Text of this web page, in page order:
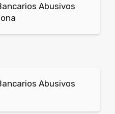
Abusivos
Abusivos